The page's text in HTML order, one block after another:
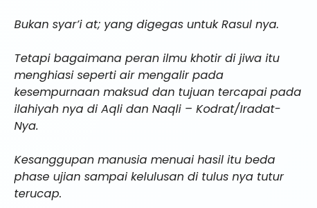
Bukan syar’i at; yang digegas untuk Rasul nya.
Tetapi bagaimana peran ilmu khotir di jiwa itu
menghiasi seperti air mengalir pada
kesempurnaan maksud dan tujuan tercapai pada
ilahiyah nya di Aqli dan Naqli – Kodrat/Iradat-
Nya.
Kesanggupan manusia menuai hasil itu beda
phase ujian sampai kelulusan di tulus nya tutur
terucap.